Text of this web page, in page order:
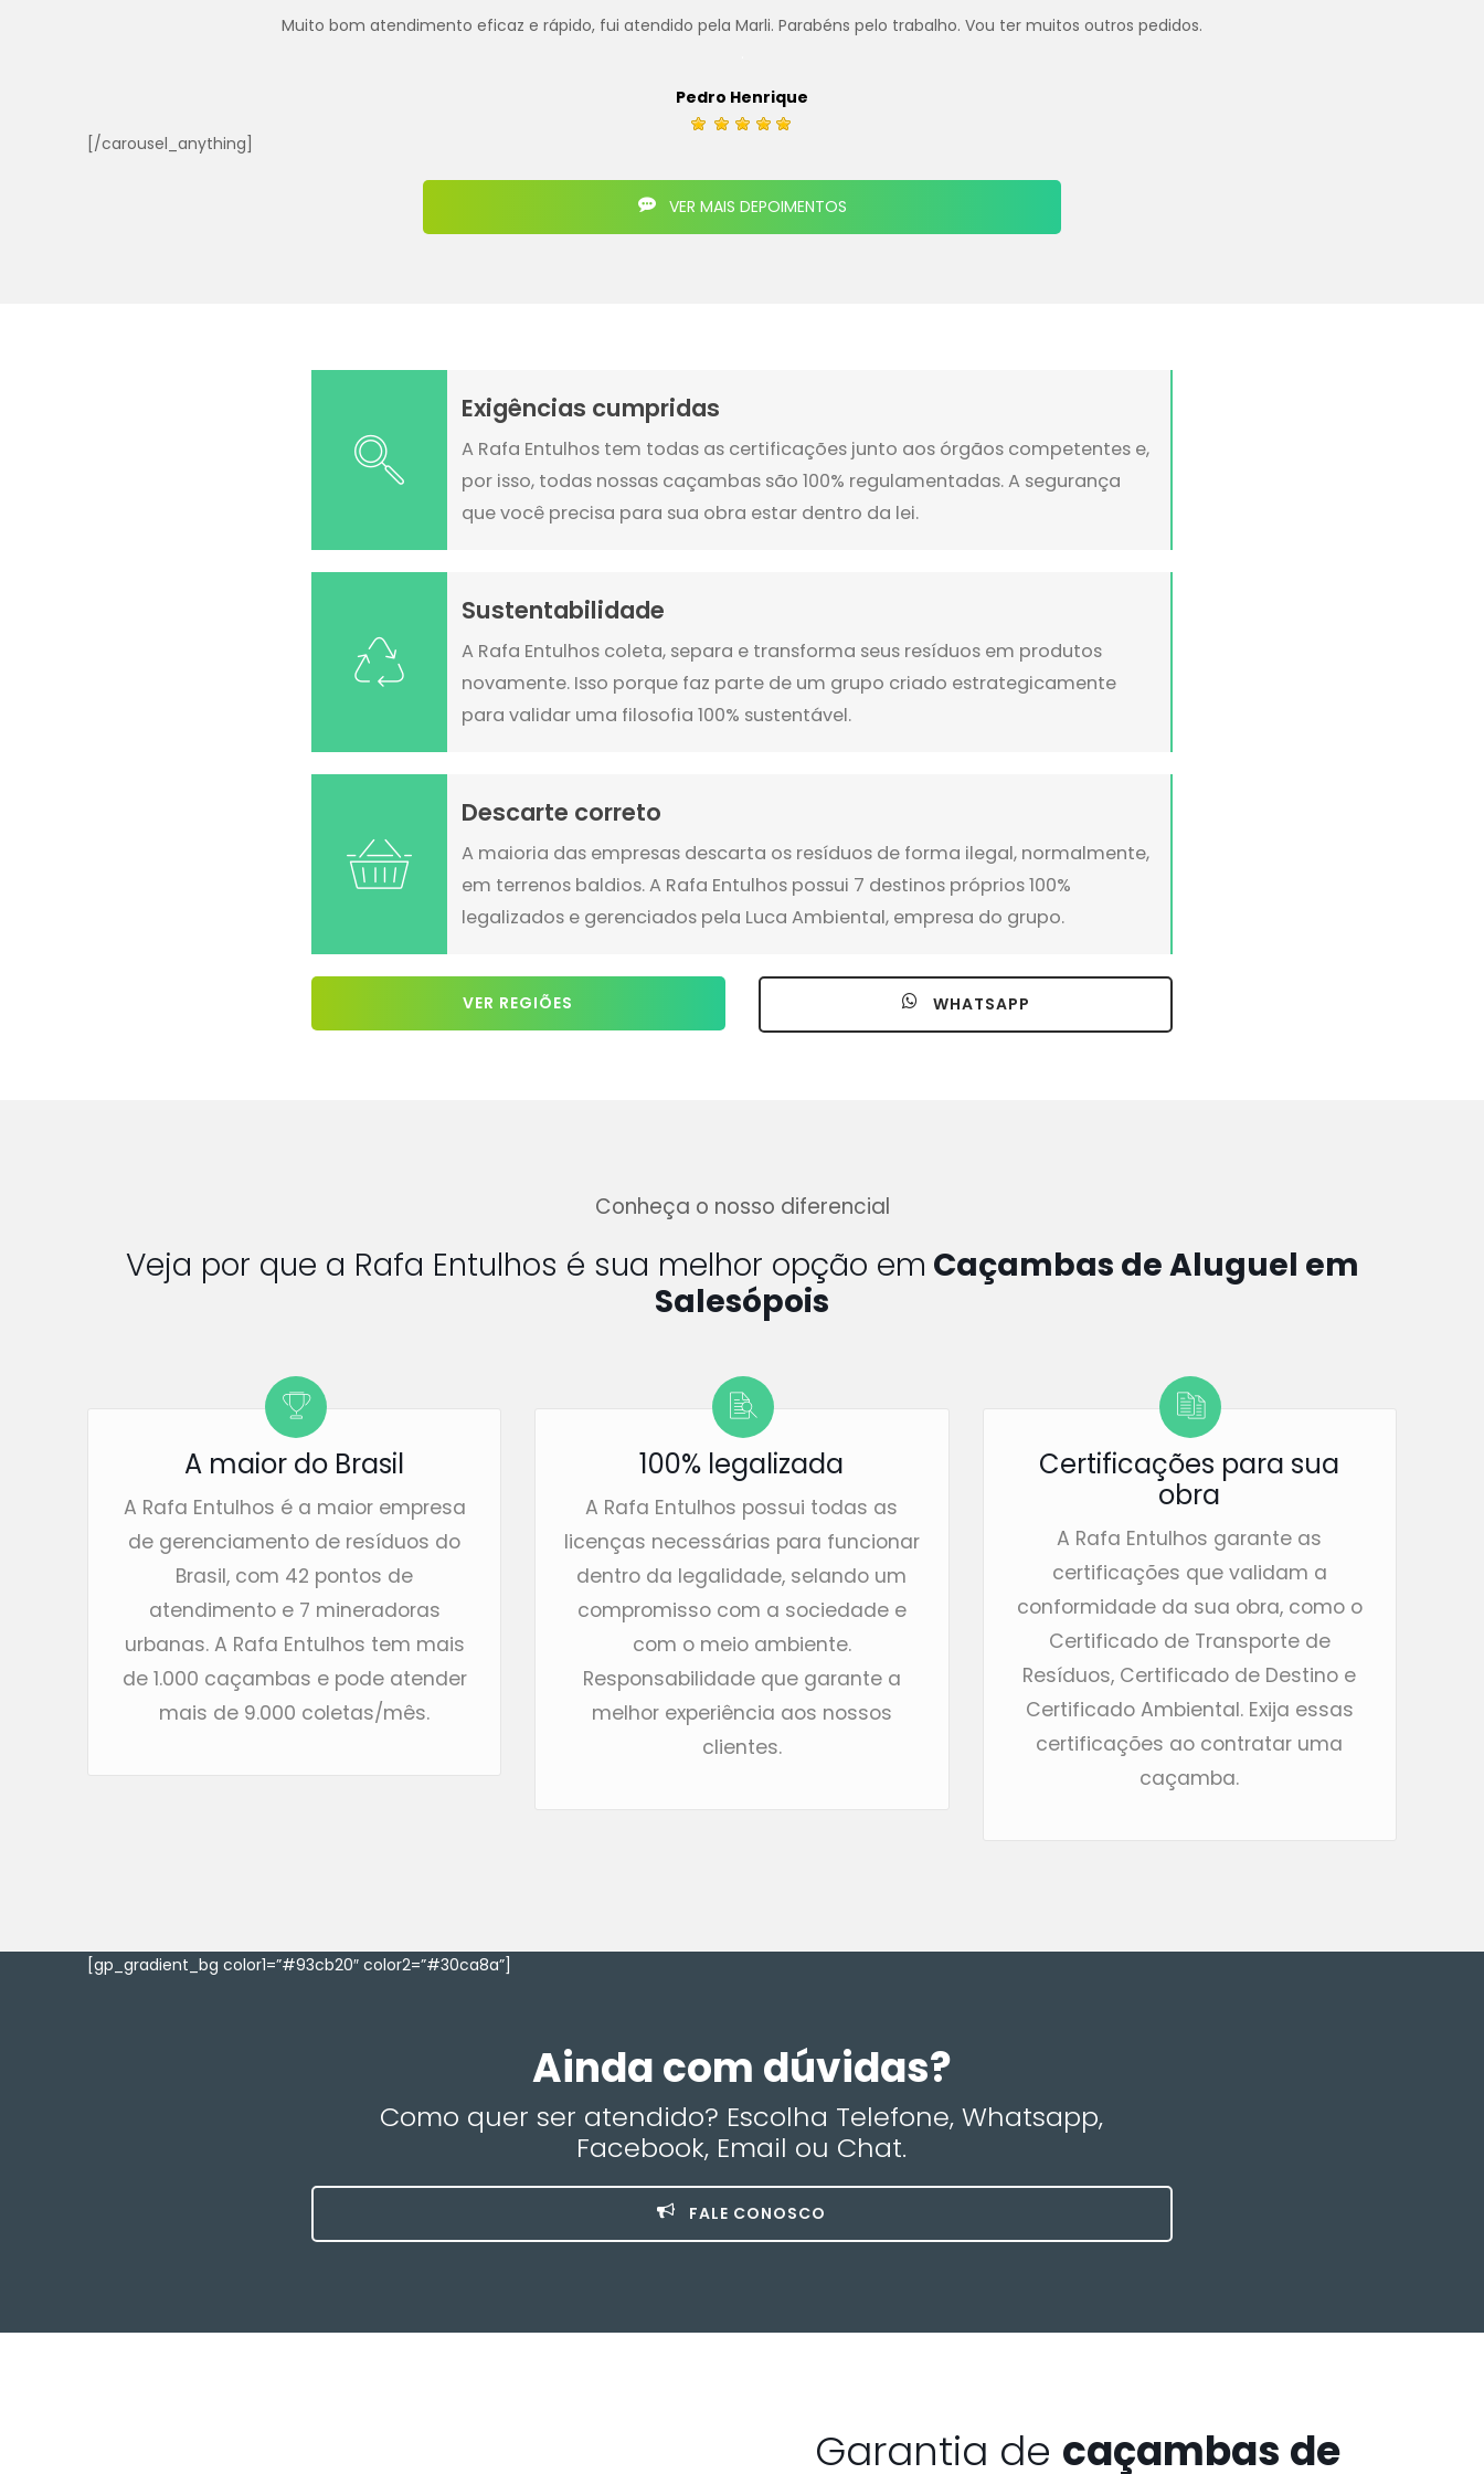
Muito bom atendimento eficaz e rápido, fui atendido pela Marli. Parabéns pelo trabalho. Vou ter muitos outros pedidos.
Pedro Henrique
[/carousel_anything]
VER MAIS DEPOIMENTOS
Exigências cumpridas
A Rafa Entulhos tem todas as certificações junto aos órgãos competentes e,
por isso, todas nossas caçambas são 100% regulamentadas. A segurança
que você precisa para sua obra estar dentro da lei.
Sustentabilidade
A Rafa Entulhos coleta, separa e transforma seus resíduos em produtos
novamente. Isso porque faz parte de um grupo criado estrategicamente
para validar uma filosofia 100% sustentável.
Descarte correto
A maioria das empresas descarta os resíduos de forma ilegal, normalmente,
em terrenos baldios. A Rafa Entulhos possui 7 destinos próprios 100%
legalizados e gerenciados pela Luca Ambiental, empresa do grupo.
VER REGIÕES WHATSAPP
Conheça o nosso diferencial
Veja por que a Rafa Entulhos é sua melhor opção em Caçambas de Aluguel em
Salesópois
A maior do Brasil
A Rafa Entulhos é a maior empresa
de gerenciamento de resíduos do
Brasil, com 42 pontos de
atendimento e 7 mineradoras
urbanas. A Rafa Entulhos tem mais
de 1.000 caçambas e pode atender
mais de 9.000 coletas/mês.
100% legalizada
A Rafa Entulhos possui todas as
licenças necessárias para funcionar
dentro da legalidade, selando um
compromisso com a sociedade e
com o meio ambiente.
Responsabilidade que garante a
melhor experiência aos nossos
clientes.
Certificações para sua
obra
A Rafa Entulhos garante as
certificações que validam a
conformidade da sua obra, como o
Certificado de Transporte de
Resíduos, Certificado de Destino e
Certificado Ambiental. Exija essas
certificações ao contratar uma
caçamba.
[gp_gradient_bg color1=”#93cb20″ color2=”#30ca8a”]
Ainda com dúvidas?
Como quer ser atendido? Escolha Telefone, Whatsapp,
Facebook, Email ou Chat.
FALE CONOSCO
Garantia de caçambas de